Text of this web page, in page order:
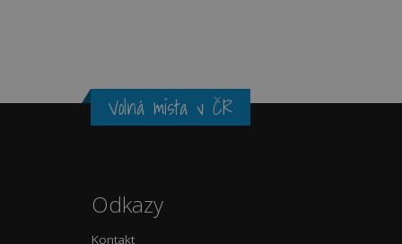
Volná místa v ČR
Odkazy
Kontakt